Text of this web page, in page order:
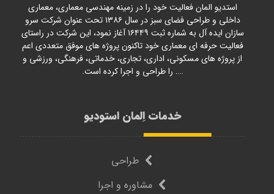
استدیو المان فعالیت خود را در زمینه مهندسی معماری، معماری
داخلی و طراحی فضای سبز در سال ۱۳۸۶ تحت عنوان شرکت سرو
سازان ایده آل به شماره ثبت ۱۶۴۴۹ آغاز نمود، این شرکت در راستای
فعالیت حرفه ای معماری خود تاکنون پروژه های موفق متعددی اعم
از پروژه های مسکونی، اداری، تجاری، خدماتی، فرهنگی، ورزشی و
…. را طراحی و اجرا کرده است.
خدمات اِلمان استودیو
طراحی
مشاوره و اجرا